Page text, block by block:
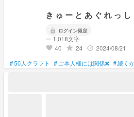
き ゅ ー と あ ぐ れ っ し
lock ログイン限定
ー 1,018文字
favorite 40 grade 24 update 2024/08/21
#50人クラフト # ご本人様には関係❌ #続く